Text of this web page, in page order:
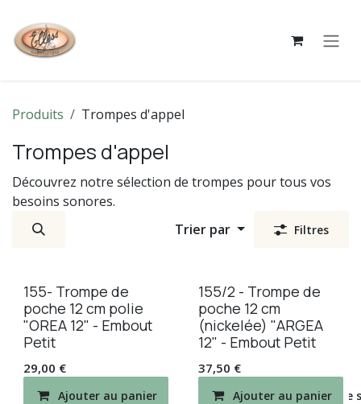
Produits Trompes d'appel
Trompes d'appel
Découvrez notre sélection de trompes pour tous vos
besoins sonores.
Trier par
Filtres
155- Trompe de
poche 12 cm polie
"OREA 12" - Embout
Petit
29,00 €
Ajouter au panier Ajouter à la liste de
155/2 - Trompe de
poche 12 cm
(nickelée) "ARGEA
12" - Embout Petit
37,50 €
Ajouter au panier